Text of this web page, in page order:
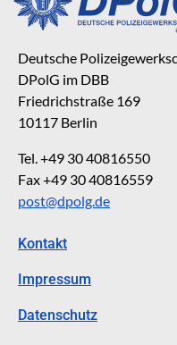
Deutsche
DPolG im DBB
Friedrichstraße 169
10117 Berlin
Tel. +49 30 40816550
Fax +49 30 40816559
post@dpolg.de
Kontakt
Impressum
Datenschutz